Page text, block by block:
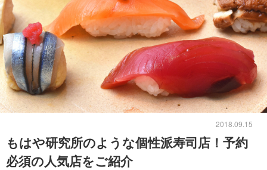
2018.09.15
もはや研究所のような個性派寿司店！予約
必須の人気店をご紹介